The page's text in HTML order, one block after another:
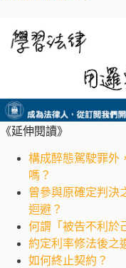
《延伸閱讀》
構成醉態駕駛罪外
嗎？
曾參與原確定判決
迴避？
何謂「被告不利於
約定利率修法後之
如何終止契約？